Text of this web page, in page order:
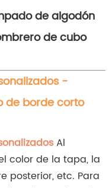
de algodón
de cubo
-
de borde corto
Al
color de la tapa, la
posterior, etc. Para